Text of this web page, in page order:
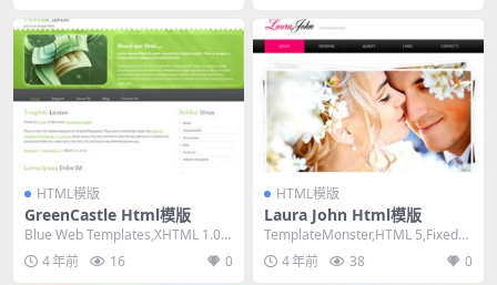
HTML模版
GreenCastle Html模版
Blue Web Templates,XHTML 1.0 T
ransitiona...
4 年前 16 0
HTML模版
Laura John Html模版
TemplateMonster,HTML 5,Fixed
Width, 2 Co...
4 年前 38 0